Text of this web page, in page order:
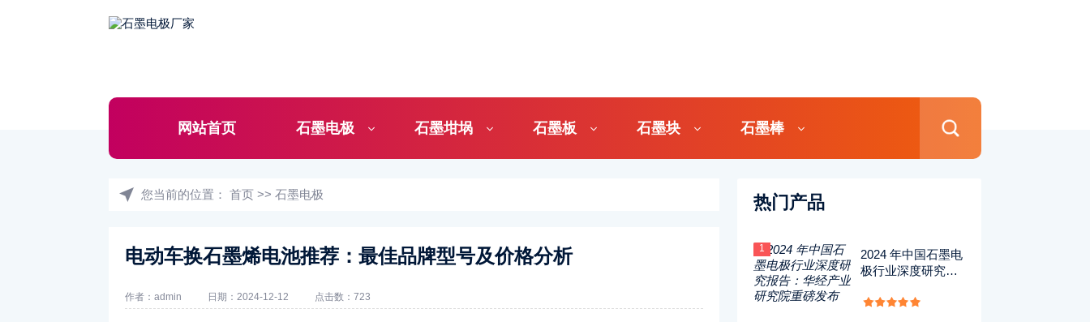
网站首页 石墨电极 石墨坩埚 石墨板 石墨块 石墨棒
您当前的位置：首页 >>石墨电极
电动车换石墨烯电池推荐：最佳品牌型号及价格分析
作者：admin 日期：2024-12-12 点击数：723
热门产品
1
2024 年中国石墨电
极行业深度研究报
院重磅发布